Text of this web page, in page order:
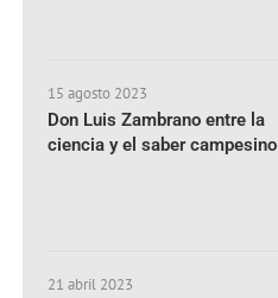
15 agosto 2023
Don Luis Zambrano entre la
ciencia y el saber campesino
21 abril 2023